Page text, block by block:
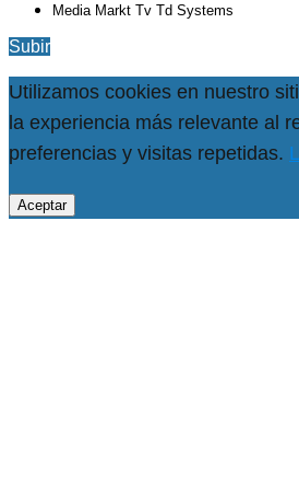
Media Markt Tv Td Systems
Subir
Utilizamos cookies en nuestro
la experiencia más relevante al
preferencias y visitas repetidas.
Aceptar